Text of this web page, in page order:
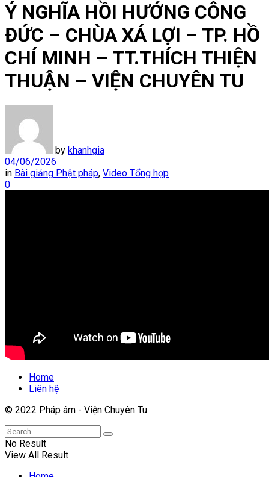
Ý NGHĨA HỒI HƯỚNG CÔNG
ĐỨC – CHÙA XÁ LỢI – TP. HỒ
CHÍ MINH – TT.THÍCH THIỆN
THUẬN – VIỆN CHUYÊN TU
by khanhgia
04/06/2026
in Bài giảng Phật pháp, Video Tổng hợp
0
Home
Liên hệ
© 2022 Pháp âm - Viện Chuyên Tu
No Result
View All Result